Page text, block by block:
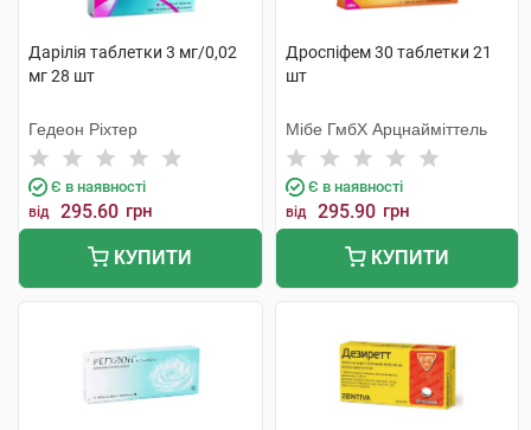
Дарілія таблетки 3 мг/0,02
мг 28 шт
Гедеон Ріхтер
Є в наявності
від 295.60 грн
КУПИТИ
Дроспіфем 30 таблетки 21
шт
Мібе ГмбХ Арцнайміттель
Є в наявності
від 295.90 грн
КУПИТИ